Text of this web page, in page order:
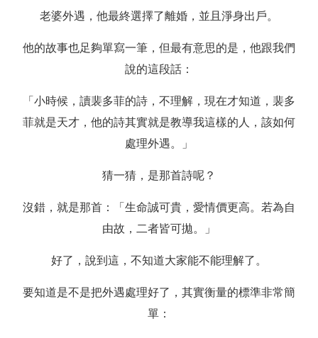
老婆外遇，他最終選擇了離婚，並且淨身出戶。
他的故事也足夠單寫一筆，但最有意思的是，他跟我們
說的這段話：
「小時候，讀裴多菲的詩，不理解，現在才知道，裴多
菲就是天才，他的詩其實就是教導我這樣的人，該如何
處理外遇。」
猜一猜，是那首詩呢？
沒錯，就是那首：「生命誠可貴，愛情價更高。若為自
由故，二者皆可拋。」
好了，說到這，不知道大家能不能理解了。
要知道是不是把外遇處理好了，其實衡量的標準非常簡
單：